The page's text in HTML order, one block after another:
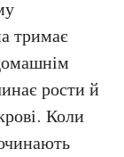
тримає
рости й
Коли